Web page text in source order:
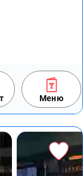
Меню